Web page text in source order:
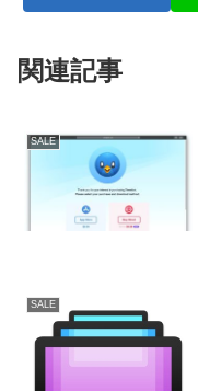
関連記事
SALE
SALE